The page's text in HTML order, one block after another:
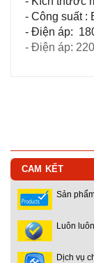
- Công suất :
- Điện áp:
- Điện áp:
CAM KẾT
Sản
Luôn
Dịch vụ